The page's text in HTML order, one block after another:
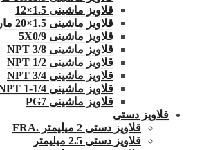
قلاویز ماشینی 1.5×12
قلاویز ماشینی 1.5×20 مارپیچ چپ
قلاویز ماشینی 5X0/9
قلاویز ماشینی 3/8 NPT
قلاویز ماشینی 1/2 NPT
قلاویز ماشینی 3/4 NPT
قلاویز ماشینی 1/4-1 NPT
قلاویز ماشینی PG7
قلاویز دستی
قلاویز دستی 2 میلیمتر .FRA
قلاویز دستی 2.5 میلیمتر